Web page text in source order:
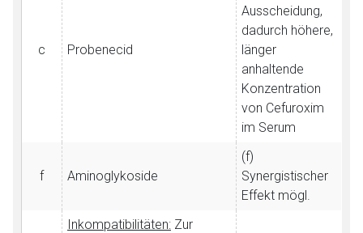
c Probenecid
Ausscheidung,
dadurch höhere,
länger
anhaltende
Konzentration
von Cefuroxim
im Serum
f Aminoglykoside
(f)
Synergistischer
Effekt mögl.
Inkompatibilitäten: Zur